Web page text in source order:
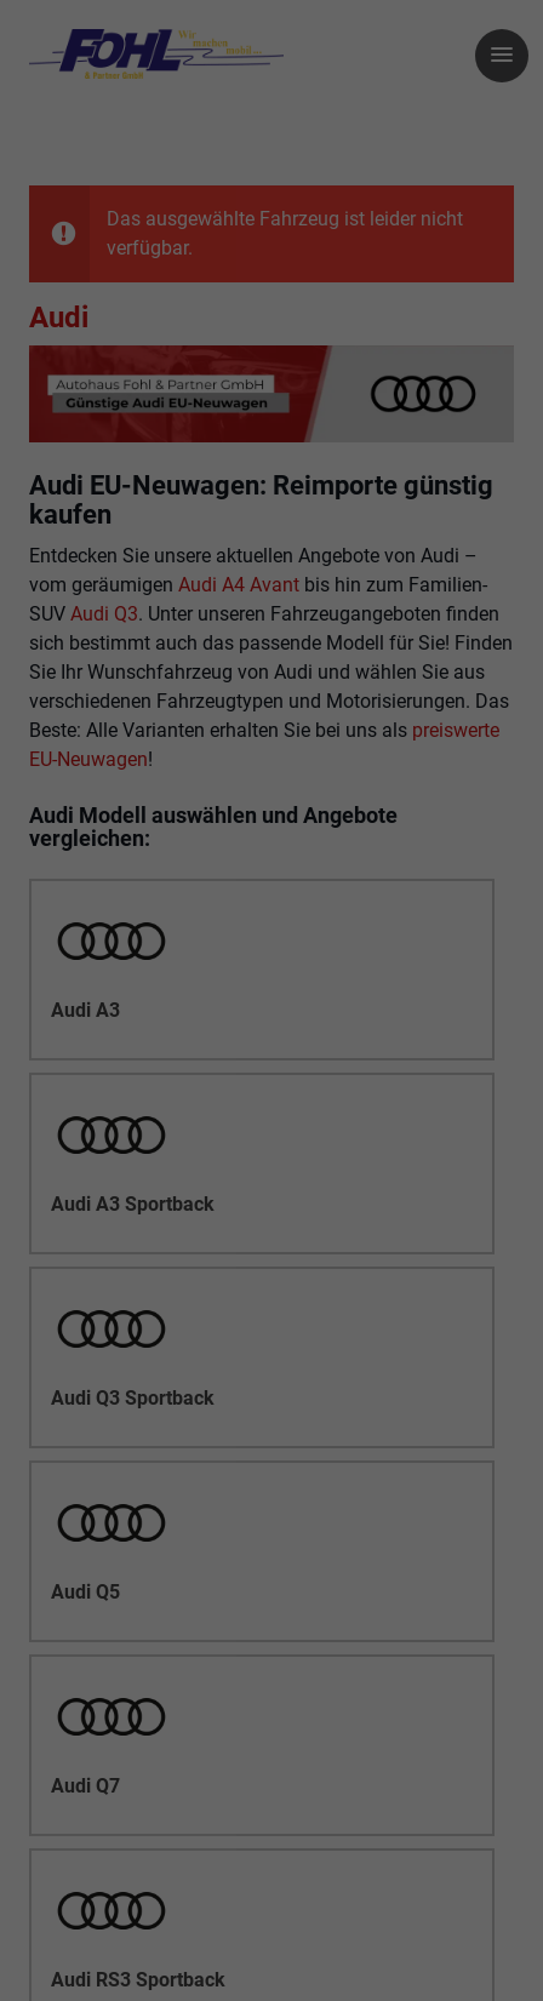
Das ausgewählte Fahrzeug ist leider nicht
verfügbar.
Audi
Audi EU-Neuwagen: Reimporte günstig
kaufen
Entdecken Sie unsere aktuellen Angebote von Audi –
vom geräumigen Audi A4 Avant bis hin zum Familien-
SUV Audi Q3. Unter unseren Fahrzeugangeboten finden
sich bestimmt auch das passende Modell für Sie! Finden
Sie Ihr Wunschfahrzeug von Audi und wählen Sie aus
verschiedenen Fahrzeugtypen und Motorisierungen. Das
Beste: Alle Varianten erhalten Sie bei uns als preiswerte
EU-Neuwagen!
Audi Modell auswählen und Angebote
vergleichen:
Audi A3
Audi A3 Sportback
Audi Q3 Sportback
Audi Q5
Audi Q7
Audi RS3 Sportback